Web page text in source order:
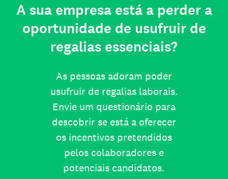
A sua empresa está a perder a
oportunidade de usufruir de
regalias essenciais?
As pessoas adoram poder
usufruir de regalias laborais.
Envie um questionário para
descobrir se está a oferecer
os incentivos pretendidos
pelos colaboradores e
potenciais candidatos.